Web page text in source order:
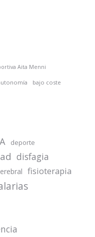
Aita Menni
bajo coste
deporte
disfagia
fisioterapia